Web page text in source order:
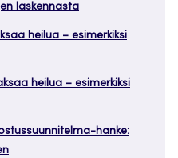
laskennasta
heilua – esimerkiksi
heilua – esimerkiksi
hanke: